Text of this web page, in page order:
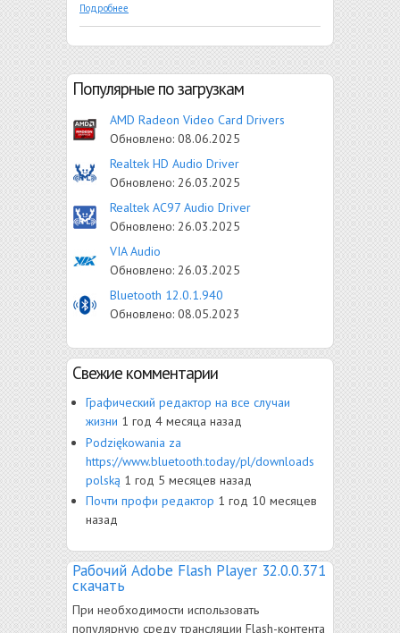
Подробнее
Популярные по загрузкам
AMD Radeon Video Card Drivers
Обновлено: 08.06.2025
Realtek HD Audio Driver
Обновлено: 26.03.2025
Realtek AC97 Audio Driver
Обновлено: 26.03.2025
VIA Audio
Обновлено: 26.03.2025
Bluetooth 12.0.1.940
Обновлено: 08.05.2023
Свежие комментарии
Графический редактор на все случаи
жизни 1 год 4 месяца назад
Рodziękowania za
https://www.bluetooth.today/pl/downloads
polską 1 год 5 месяцев назад
Почти профи редактор 1 год 10 месяцев
назад
Рабочий Adobe Flash Player 32.0.0.371
скачать
При необходимости использовать
популярную среду трансляции Flash-контента